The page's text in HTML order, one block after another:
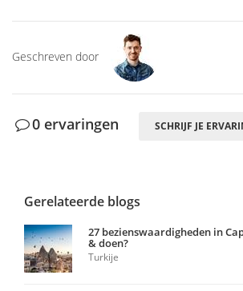
Geschreven door
0 ervaringen SCHRIJF JE
Gerelateerde blogs
27 bezienswaardigheden in
& doen?
Turkije